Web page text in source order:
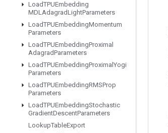
LoadTPUEmbedding
MDLAdagradLightParameters
LoadTPUEmbeddingMomentum
Parameters
LoadTPUEmbeddingProximal
AdagradParameters
LoadTPUEmbeddingProximal Yogi
Parameters
LoadTPUEmbeddingRMSProp
Parameters
LoadTPUEmbeddingStochastic
GradientDescentParameters
LookupTableExport